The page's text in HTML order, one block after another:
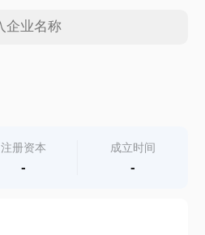
注册资本
-
成立时间
-